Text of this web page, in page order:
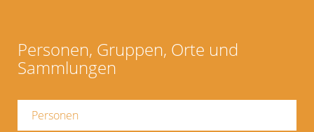
Personen, Gruppen, Orte und
Sammlungen
Personen